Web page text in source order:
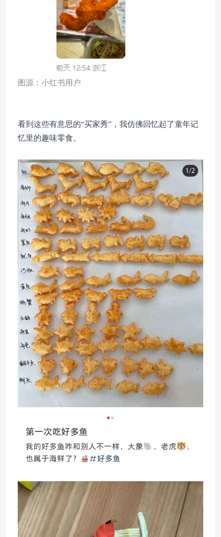
图源：小红书用户
看到这些有意思的“买家秀”，我仿佛回忆起了童年记
忆里的趣味零食。